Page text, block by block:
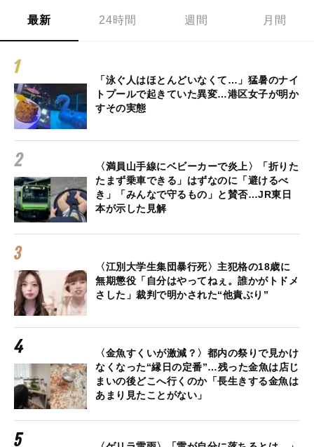
最新 24時間 週間 月間
「泳ぐ人はほとんどいなくて…」猛暑のナイ
トプールで起きていた異変…港区女子が明か
すその実態
〈満員山手線にベビーカーで炎上〉「折りた
たまず乗車できる」はずなのに「避けるべ
き」「みんなで守るもの」と賛否…JR東日
本が示した見解
〈江別大学生集団暴行死〉主犯格の18歳に
無期懲役「自分はやってねぇ。誰かがトドメ
さした」裁判で明かされた“他責ぶり”
〈金魚すくいが激減？〉都内の祭りで見かけ
なくなった“縁日の定番”…残った金魚は店じ
まいの後どこへ行くのか「長生きする金魚は
あまり見たことがない」